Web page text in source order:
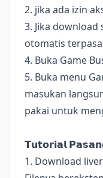
2. jika ada izin
3. Jika download
otomatis
4. Buka Game
5. Buka menu
masukan
pakai untuk
𝗧𝘂𝘁𝗼𝗿𝗶𝗮𝗹
1. Download